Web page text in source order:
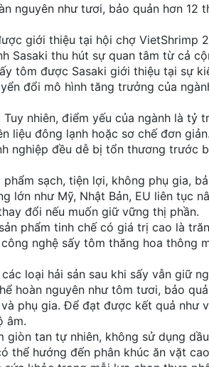
nguyên như tươi, bảo quản hơn 12
giới thiệu tại hội chợ VietShrimp
Sasaki thu hút sự quan tâm từ cả
tôm được Sasaki giới thiệu tại sự
đổi mô hình tăng trưởng của
nhiên, điểm yếu của ngành là tỷ
liệu đông lạnh hoặc sơ chế đơn
nghiệp đều dễ bị tổn thương trước
sạch, tiện lợi, không phụ gia,
như Mỹ, Nhật Bản, EU liên tục
đổi nếu muốn giữ vững thị phần.
phẩm tinh chế có giá trị cao là
nghệ sấy tôm thăng hoa thông
loại hải sản sau khi sấy vẫn giữ
hoàn nguyên như tôm tươi, bảo
phụ gia. Để đạt được kết quả như
âm.
tan tự nhiên, không sử dụng
thể hướng đến phân khúc ăn vặt